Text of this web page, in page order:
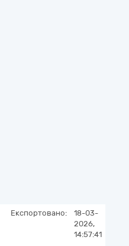
Експортовано:
18-03-
2026,
14:57:41